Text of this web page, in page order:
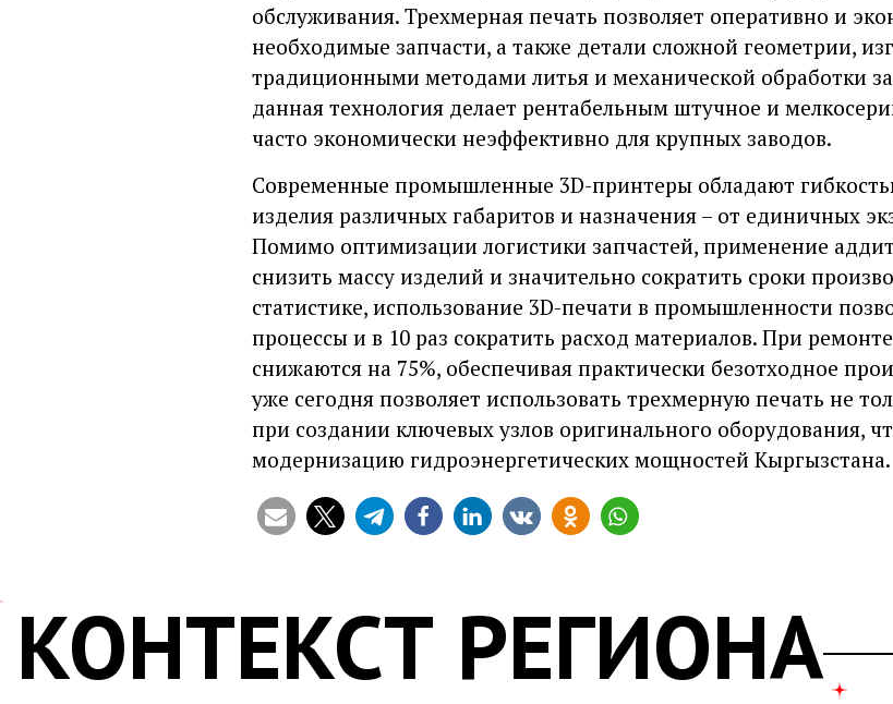
обслуживания. Трехмерная печать позволяет оперативно и
необходимые запчасти, а также детали сложной геометрии,
традиционными методами литья и механической обработки
данная технология делает рентабельным штучное и
часто экономически неэффективно для крупных заводов.
Современные промышленные 3D-принтеры обладают
изделия различных габаритов и назначения – от единичных
Помимо оптимизации логистики запчастей, применение
снизить массу изделий и значительно сократить сроки
статистике, использование 3D-печати в промышленности
процессы и в 10 раз сократить расход материалов. При
снижаются на 75%, обеспечивая практически безотходное
уже сегодня позволяет использовать трехмерную печать не
при создании ключевых узлов оригинального оборудования,
модернизацию гидроэнергетических мощностей Кыргызстана.
КОНТЕКСТ РЕГИОНА